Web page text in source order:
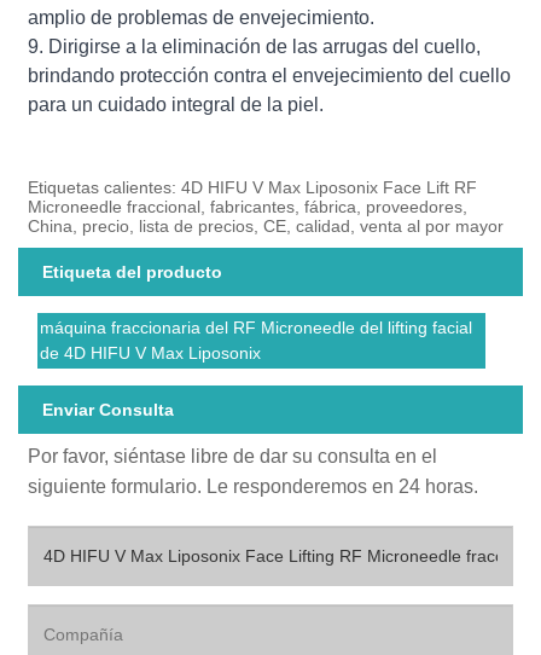
amplio de problemas de envejecimiento.
9. Dirigirse a la eliminación de las arrugas del cuello,
brindando protección contra el envejecimiento del cuello
para un cuidado integral de la piel.
Etiquetas calientes: 4D HIFU V Max Liposonix Face Lift RF
Microneedle fraccional, fabricantes, fábrica, proveedores,
China, precio, lista de precios, CE, calidad, venta al por mayor
Etiqueta del producto
máquina fraccionaria del RF Microneedle del lifting facial
de 4D HIFU V Max Liposonix
Enviar Consulta
Por favor, siéntase libre de dar su consulta en el
siguiente formulario. Le responderemos en 24 horas.